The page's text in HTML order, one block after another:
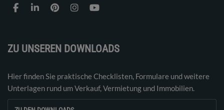
ZU UNSEREN DOWNLOADS
Hier finden Sie praktische Checklisten, Formulare und weitere
Unterlagen rund um Verkauf, Vermietung und Immobilien.